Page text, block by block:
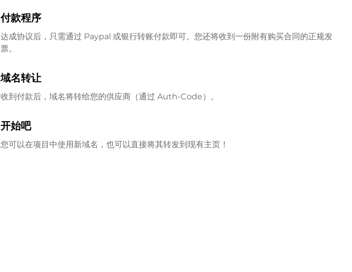
付款程序
达成协议后，只需通过 Paypal 或银行转账付款即可。您还将收到一份附有购买合同的正规发
票。
域名转让
收到付款后，域名将转给您的供应商（通过 Auth-Code）。
开始吧
您可以在项目中使用新域名，也可以直接将其转发到现有主页！